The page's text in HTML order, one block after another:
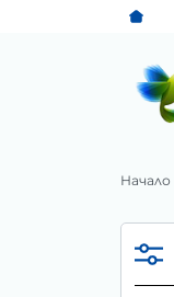
Начало